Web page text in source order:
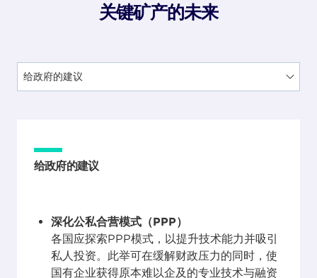
关键矿产的未来
给政府的建议
深化公私合营模式（PPP）
各国应探索PPP模式，以提升技术能力并吸引
私人投资。此举可在缓解财政压力的同时，使
国有企业获得原本难以企及的专业技术与融资